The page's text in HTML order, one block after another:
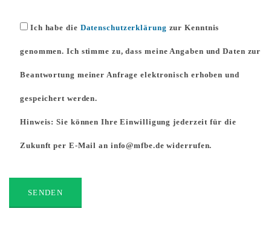
Ich habe die Datenschutzerklärung zur Kenntnis
genommen. Ich stimme zu, dass meine Angaben und Daten zur
Beantwortung meiner Anfrage elektronisch erhoben und
gespeichert werden.
Hinweis: Sie können Ihre Einwilligung jederzeit für die
Zukunft per E-Mail an info@mfbe.de widerrufen.